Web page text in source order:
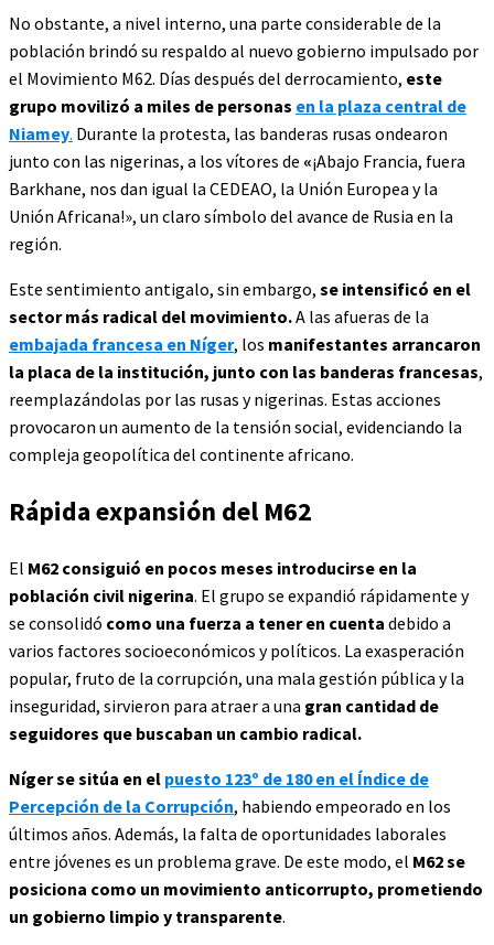
No obstante, a nivel interno, una parte considerable de la
población brindó su respaldo al nuevo gobierno impulsado por
el Movimiento M62. Días después del derrocamiento, este
grupo movilizó a miles de personas en la plaza central de
Niamey. Durante la protesta, las banderas rusas ondearon
junto con las nigerinas, a los vítores de «¡Abajo Francia, fuera
Barkhane, nos dan igual la CEDEAO, la Unión Europea y la
Unión Africana!», un claro símbolo del avance de Rusia en la
región.
Este sentimiento antigalo, sin embargo, se intensificó en el
sector más radical del movimiento.A las afueras de la
embajada francesa en Níger, los manifestantes arrancaron
la placa de la institución, junto con las banderas francesas,
reemplazándolas por las rusas y nigerinas. Estas acciones
provocaron un aumento de la tensión social, evidenciando la
compleja geopolítica del continente africano.
Rápida expansión del M62
El M62 consiguió en pocos meses introducirse en la
población civil nigerina. El grupo se expandió rápidamente y
se consolidó como una fuerza a tener en cuenta debido a
varios factores socioeconómicos y políticos. La exasperación
popular, fruto de la corrupción, una mala gestión pública y la
inseguridad, sirvieron para atraer a una gran cantidad de
seguidores que buscaban un cambio radical.
Níger se sitúa en el puesto 123º de 180 en el Índice de
Percepción de la Corrupción, habiendo empeorado en los
últimos años. Además, la falta de oportunidades laborales
entre jóvenes es un problema grave. De este modo, el M62 se
posiciona como un movimiento anticorrupto, prometiendo
un gobierno limpio y transparente.